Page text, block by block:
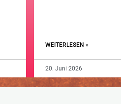
WEITERLESEN »
20. Juni 2026